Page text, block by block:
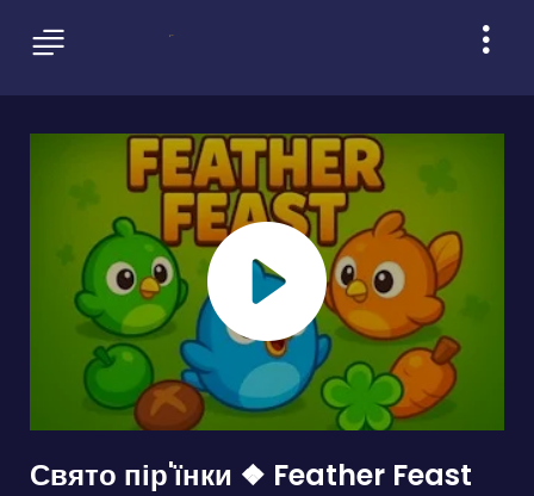
Свято пір'їнки ❖ Feather Feast